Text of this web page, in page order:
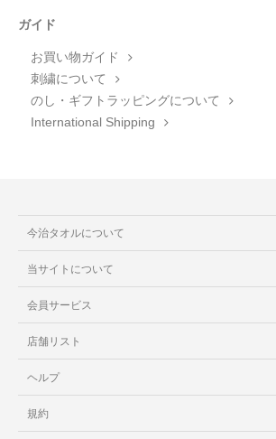
ガイド
お買い物ガイド
刺繍について
のし・ギフトラッピングについて
International Shipping
今治タオルについて
当サイトについて
会員サービス
店舗リスト
ヘルプ
規約